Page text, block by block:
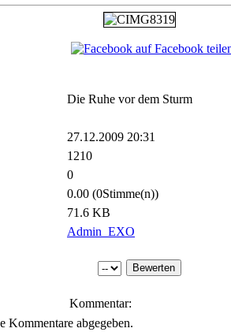
auf Facebook
Die Ruhe vor dem Sturm
27.12.2009 20:31
1210
0
0.00 (0Stimme(n))
71.6 KB
Admin_EXO
Kommentar:
Kommentare abgegeben.